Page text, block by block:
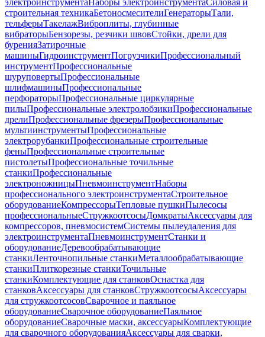
электроинструментаНаборы электроинструментаСиловая и
строительная техникаБетоносмесителиГенераторыТали,
тельферыТакелажВиброплиты, глубинные
вибраторыБензорезы, резчики швовСтойки, дрели для
буренияЗатирочные
машиныГидроинструментПогрузчикиПрофессиональный
инструментПрофессиональные
шуруповертыПрофессиональные
шлифмашиныПрофессиональные
перфораторыПрофессиональные циркулярные
пилыПрофессиональные электролобзикиПрофессиональные
дрелиПрофессиональные фрезерыПрофессиональные
мультиинструментыПрофессиональные
электрорубанкиПрофессиональные строительные
феныПрофессиональные строительные
пистолетыПрофессиональные точильные
станкиПрофессиональные
электроножницыПневмоинструментНаборы
профессионального электроинструментаСтроительное
оборудованиеКомпрессорыТепловые пушкиПылесосы
профессиональныеСтружкоотсосыДомкратыАксессуары для
компрессоров, пневмосистемСистемы пылеудаления для
электроинструментаПневмоинструментСтанки и
оборудованиеДеревообрабатывающие
станкиЛенточнопильные станкиМеталлообрабатывающие
станкиПлиткорезные станкиТочильные
станкиКомплектующие для станковОснастка для
станковАксессуары для станковСтружкоотсосыАксессуары
для стружкоотсосовСварочное и паяльное
оборудованиеСварочное оборудованиеПаяльное
оборудованиеСварочные маски, аксессуарыКомплектующие
для сварочного оборудованияАксессуары для сварки,